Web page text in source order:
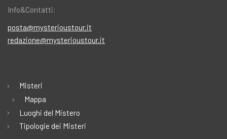
Info&Contatti:
posta@mysterioustour.it
redazione@mysterioustour.it
Misteri
Mappa
Luoghi del Mistero
Tipologie dei Misteri